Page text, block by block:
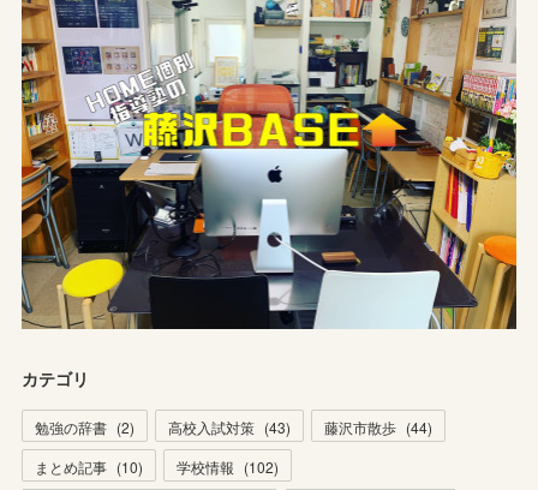
カテゴリ
勉強の辞書 (2) 高校入試対策 (43) 藤沢市散歩 (44)
まとめ記事 (10) 学校情報 (102)